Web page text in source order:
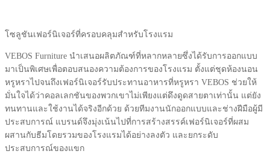
โซลูชันเฟอร์นิเจอร์ที่ครอบคลุมสำหรับโรงแรม
VEBOS Furniture นำเสนอผลิตภัณฑ์ที่หลากหลายซึ่งได้รับการออกแบบ
มาเป็นพิเศษเพื่อตอบสนองความต้องการของโรงแรม ตั้งแต่ชุดห้องนอน
หรูหราไปจนถึงเฟอร์นิเจอร์รับประทานอาหารที่หรูหรา VEBOS ช่วยให้
มั่นใจได้ว่าคอลเลกชันของพวกเขาไม่เพียงแต่ดึงดูดสายตาเท่านั้น แต่ยัง
ทนทานและใช้งานได้จริงอีกด้วย ด้วยทีมงานนักออกแบบและช่างฝีมือผู้มี
ประสบการณ์ แบรนด์จึงมุ่งเน้นไปที่การสร้างสรรค์เฟอร์นิเจอร์ที่ผสม
ผสานกับธีมโดยรวมของโรงแรมได้อย่างลงตัว และยกระดับ
ประสบการณ์ของแขก